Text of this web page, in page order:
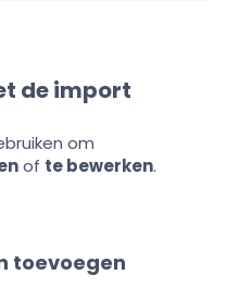
de import
om
of te bewerken.
toevoegen